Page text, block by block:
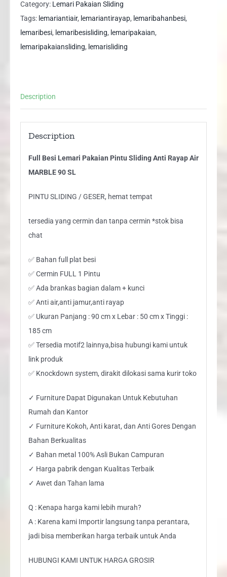
Pakaian
Pintu
Sliding
Anti
90
Category: Lemari Pakaian Sliding
Tags: lemariantiair, lemariantirayap, lemaribahanbesi,
lemaribesi, lemaribesisliding, lemaripakaian,
lemaripakaiansliding, lemarisliding
Description
Description
Full Besi Lemari Pakaian Pintu Sliding Anti Rayap Air
MARBLE 90 SL
PINTU SLIDING / GESER, hemat tempat
tersedia yang cermin dan tanpa cermin *stok bisa
chat
✅ Bahan full plat besi
✅ Cermin FULL 1 Pintu
✅ Ada brankas bagian dalam + kunci
✅ Anti air,anti jamur,anti rayap
✅ Ukuran Panjang : 90 cm x Lebar : 50 cm x Tinggi :
185 cm
✅ Tersedia motif2 lainnya,bisa hubungi kami untuk
link produk
✅ Knockdown system, dirakit dilokasi sama kurir toko
✓ Furniture Dapat Digunakan Untuk Kebutuhan
Rumah dan Kantor
✓ Furniture Kokoh, Anti karat, dan Anti Gores Dengan
Bahan Berkualitas
✓ Bahan metal 100% Asli Bukan Campuran
✓ Harga pabrik dengan Kualitas Terbaik
✓ Awet dan Tahan lama
Q : Kenapa harga kami lebih murah?
A : Karena kami Importir langsung tanpa perantara,
jadi bisa memberikan harga terbaik untuk Anda
HUBUNGI KAMI UNTUK HARGA GROSIR